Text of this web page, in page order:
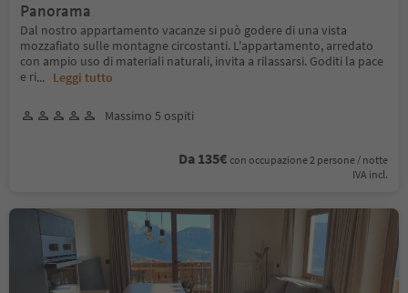
Panorama
Dal nostro appartamento vacanze si può godere di una vista
mozzafiato sulle montagne circostanti. L'appartamento, arredato
con ampio uso di materiali naturali, invita a rilassarsi. Goditi la pace
e ri... Leggi tutto
Massimo 5 ospiti
Da 135€ con occupazione 2 persone / notte
IVA incl.